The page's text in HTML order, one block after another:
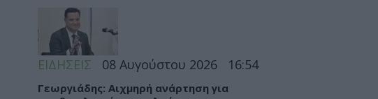
ΕΙΔΗΣΕΙΣ 08 Αυγούστου 2026 16:54
Γεωργιάδης: Αιχμηρή ανάρτηση για